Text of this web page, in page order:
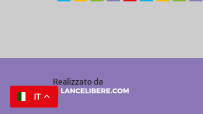
Realizzato da
IT